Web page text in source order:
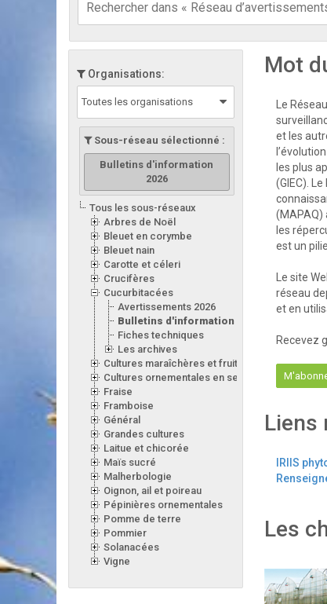
Organisations:
Toutes les organisations
Sous-réseau sélectionné :
Bulletins d'information
2026
Tous les sous-réseaux
Arbres de Noël
Bleuet en corymbe
Bleuet nain
Carotte et céleri
Crucifères
Cucurbitacées
Avertissements 2026
Bulletins d'information 2026
Fiches techniques
Les archives
Cultures maraîchères et fruitières en serre
Cultures ornementales en serre
Fraise
Framboise
Général
Grandes cultures
Laitue et chicorée
Maïs sucré
Malherbologie
Oignon, ail et poireau
Pépinières ornementales
Pomme de terre
Pommier
Solanacées
Vigne
Mot
Le
et les
les plus
(GIEC).
(MAPAQ)
les
est un
Le site
réseau
et en
Recevez
Liens
IRIIS
Les